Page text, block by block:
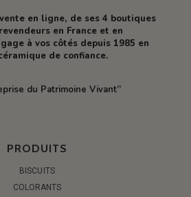
en ligne, de ses 4 boutiques
en France et en
à vos côtés depuis 1985 en
de confiance.
du Patrimoine Vivant”
PRODUITS
BISCUITS
COLORANTS